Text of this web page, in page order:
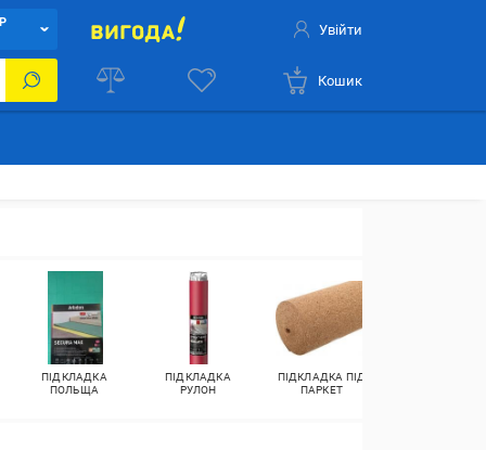
Увійти
Кошик
ПІДКЛАДКА
ПОЛЬЩА
ПІДКЛАДКА
РУЛОН
ПІДКЛАДКА ПІД
ПАРКЕТ